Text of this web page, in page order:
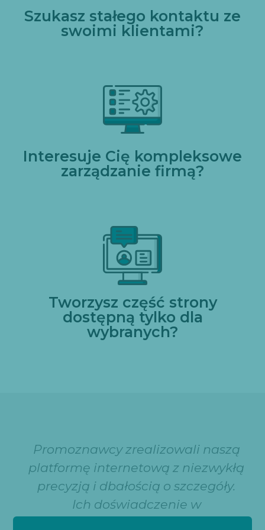
Szukasz stałego kontaktu ze
swoimi klientami?
Interesuje Cię kompleksowe
zarządzanie firmą?
Tworzysz część strony
dostępną tylko dla
wybranych?
Promoznawcy zrealizowali naszą
platformę internetową z niezwykłą
precyzją i dbałością o szczegóły.
Ich doświadczenie w